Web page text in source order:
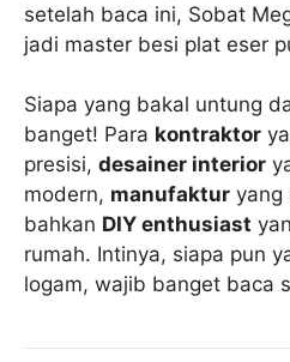
setelah baca ini, Sobat
jadi master besi plat eser
Siapa yang bakal untung
banget! Para kontraktor
presisi, desainer interior
modern, manufaktur yang
bahkan DIY enthusiast
rumah. Intinya, siapa pun
logam, wajib banget baca